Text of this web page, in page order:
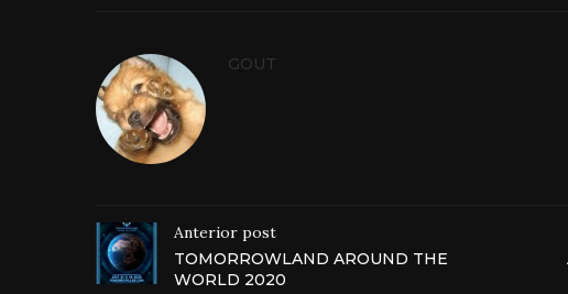
GOUT
Anterior post
TOMORROWLAND AROUND THE
WORLD 2020